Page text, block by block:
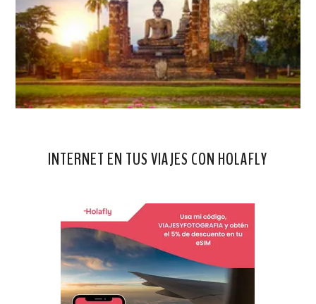
INTERNET EN TUS VIAJES CON HOLAFLY